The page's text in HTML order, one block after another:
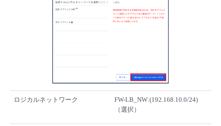
ロジカルネットワーク
FW-LB_NW:(192.168.10.0/24)
（選択）